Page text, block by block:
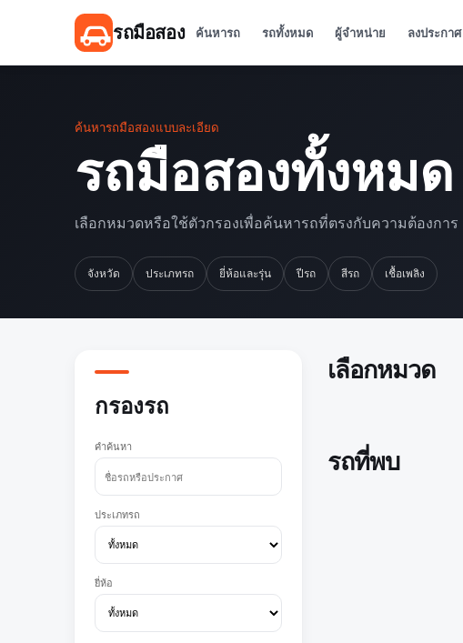
รถมือสอง ค้นหารถ รถทั้งหมด ผู้จำหน่าย ลงประกาศ
ค้นหารถมือสองแบบละเอียด
รถมือสองทั้งหมด
เลือกหมวดหรือใช้ตัวกรองเพื่อค้นหารถที่ตรงกับความต้องการ
จังหวัด ประเภทรถ ยี่ห้อและรุ่น ปีรถ สีรถ เชื้อเพลิง
กรองรถ
คำค้นหา
ประเภทรถ
ยี่ห้อ
เลือกหมวด
รถที่พบ